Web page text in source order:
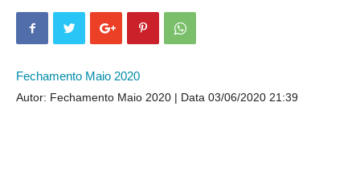
Fechamento Maio 2020
Autor: Fechamento Maio 2020 Data 03/06/2020 21:39